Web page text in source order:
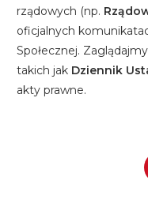
rządowych (np.
oficjalnych
Społecznej.
takich jak Dziennik
akty prawne.